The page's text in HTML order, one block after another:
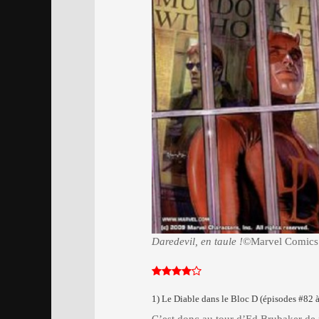
Daredevil, en taule !©Marvel Comics
1) Le Diable dans le Bloc D (épisodes #82